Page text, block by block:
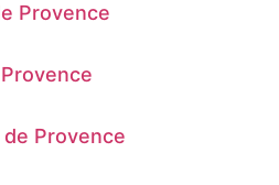
Provence
Provence